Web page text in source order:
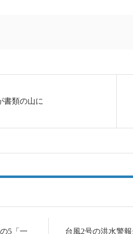
書類の山に
5「一
台風2号の洪水警